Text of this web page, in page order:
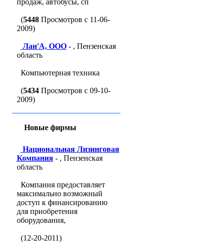
продаж, автобусы, сп
(5448Просмотров с 11-06-
2009)
Лан'A, ООО- , Пензенская
область
Компьютерная техника
(5434Просмотров с 09-10-
2009)
Новые фирмы
Национальная Лизинговая
Компания- , Пензенская
область
Компания предоставляет
максимально возможный
доступ к финансированию
для приобретения
оборудования,
(12-20-2011)